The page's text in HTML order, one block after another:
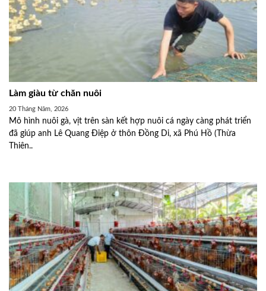
Làm giàu từ chăn nuôi
20 Tháng Năm, 2026
Mô hình nuôi gà, vịt trên sàn kết hợp nuôi cá ngày càng phát triển
đã giúp anh Lê Quang Điệp ở thôn Đồng Di, xã Phú Hồ (Thừa
Thiên..